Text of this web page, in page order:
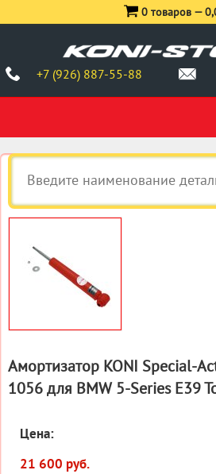
+7 (926) 887-55-88
0 товаров —
Амортизатор KONI Special-
1056 для BMW 5-Series E39
Цена:
21 600 руб.